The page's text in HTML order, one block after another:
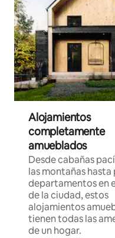
Alojamientos
completamente
amueblados
Desde cabañas
las montañas
departamentos en
de la ciudad, estos
alojamientos
tienen todas las
de un hogar.